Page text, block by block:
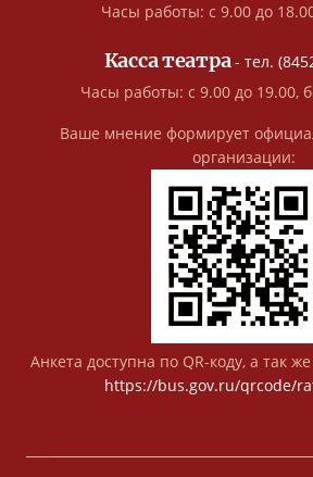
Часы работы: с 9.00 до
Касса театра- тел.
Часы работы: с 9.00 до 19.00,
Ваше мнение формирует
организации:
Анкета доступна по QR-коду, а так
https://bus.gov.ru/qrcode/